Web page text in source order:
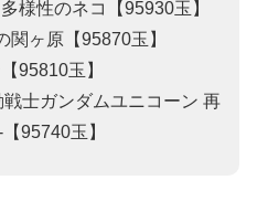
様性のネコ【95930玉】
ヶ原【95870玉】
95810玉】
士ガンダムユニコーン 再
95740玉】